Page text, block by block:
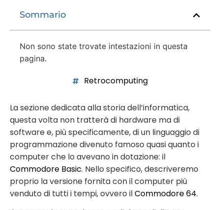
Sommario
Non sono state trovate intestazioni in questa
pagina.
Retrocomputing
La sezione dedicata alla storia dell’informatica,
questa volta non tratterà di hardware ma di
software e, più specificamente, di un linguaggio di
programmazione divenuto famoso quasi quanto i
computer che lo avevano in dotazione: il
Commodore Basic. Nello specifico, descriveremo
proprio la versione fornita con il computer più
venduto di tutti i tempi, ovvero ilCommodore 64.